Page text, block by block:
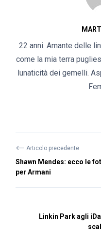
22 anni. Amante delle
come la mia terra
lunaticità dei gemelli.
⟵ Articolo precedente
Shawn Mendes: ecco le
per Armani
Linkin Park agli